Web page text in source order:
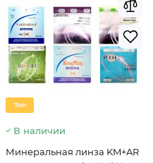
Топ
В наличии
Минеральная линза KM+AR